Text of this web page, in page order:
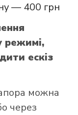
— 400 грн
режимі,
ескіз
можна
через